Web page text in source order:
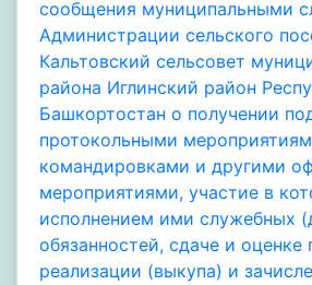
сообщения муниципальными
Администрации сельского
Кальтовский сельсовет
района Иглинский район
Башкортостан о получении
протокольными
командировками и другими
мероприятиями, участие в
исполнением ими служебных
обязанностей, сдаче и оценке
реализации (выкупа) и